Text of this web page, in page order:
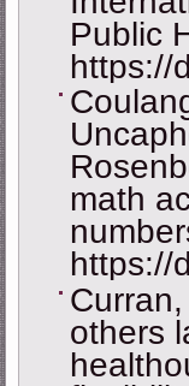
Public
https://
math
https://
others